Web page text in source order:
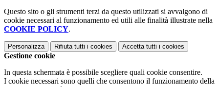
Questo sito o gli strumenti terzi da questo utilizzati si avvalgono di
cookie necessari al funzionamento ed utili alle finalità illustrate nella
COOKIE POLICY.
Personalizza Rifiuta tutti i cookies Accetta tutti i cookies
Gestione cookie
In questa schermata è possibile scegliere quali cookie consentire.
I cookie necessari sono quelli che consentono il funzionamento della